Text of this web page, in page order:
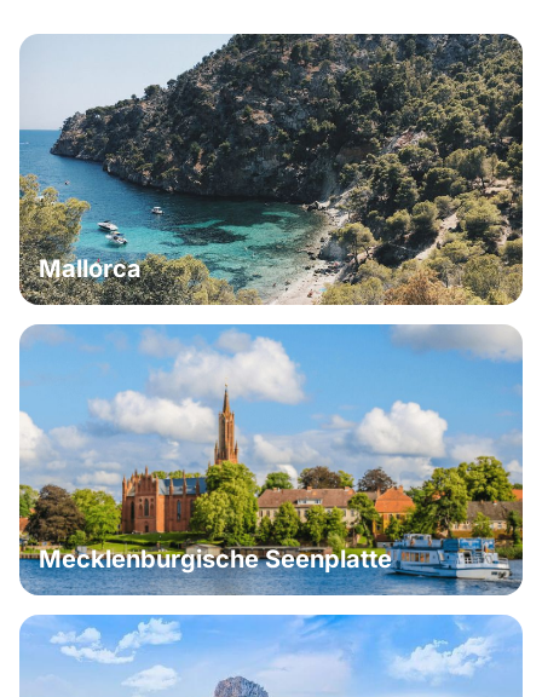
Mallorca
Mecklenburgische Seenplatte